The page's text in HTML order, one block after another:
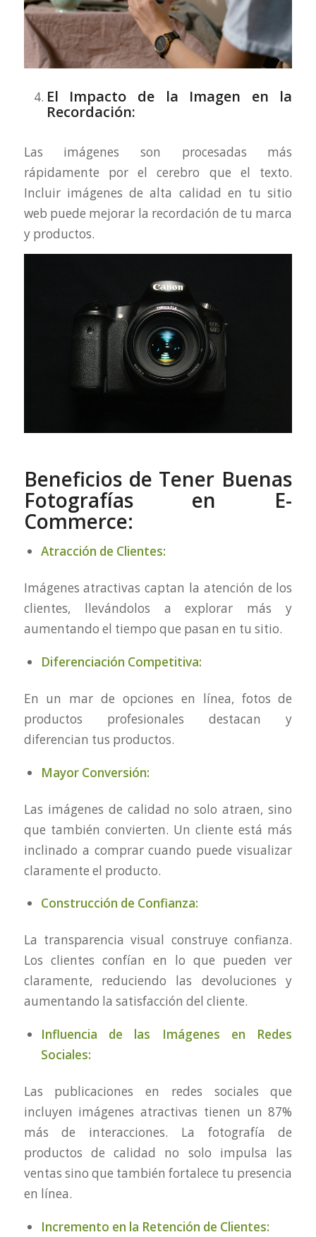
El Impacto de la Imagen en la
Recordación:
Las imágenes son procesadas más
rápidamente por el cerebro que el texto.
Incluir imágenes de alta calidad en tu sitio
web puede mejorar la recordación de tu marca
y productos.
Beneficios de Tener Buenas
Fotografías en E-
Commerce:
Atracción de Clientes:
Imágenes atractivas captan la atención de los
clientes, llevándolos a explorar más y
aumentando el tiempo que pasan en tu sitio.
Diferenciación Competitiva:
En un mar de opciones en línea, fotos de
productos profesionales destacan y
diferencian tus productos.
Mayor Conversión:
Las imágenes de calidad no solo atraen, sino
que también convierten. Un cliente está más
inclinado a comprar cuando puede visualizar
claramente el producto.
Construcción de Confianza:
La transparencia visual construye confianza.
Los clientes confían en lo que pueden ver
claramente, reduciendo las devoluciones y
aumentando la satisfacción del cliente.
Influencia de las Imágenes en Redes
Sociales:
Las publicaciones en redes sociales que
incluyen imágenes atractivas tienen un 87%
más de interacciones. La fotografía de
productos de calidad no solo impulsa las
ventas sino que también fortalece tu presencia
en línea.
Incremento en la Retención de Clientes: